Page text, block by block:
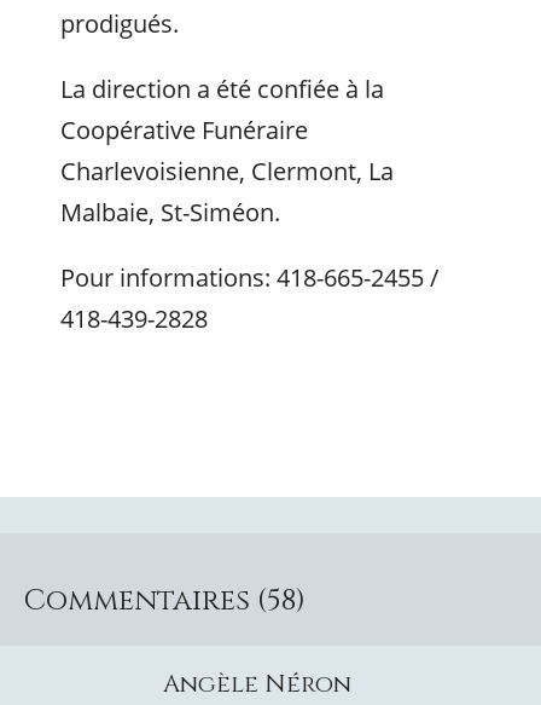
prodigués.
La direction a été confiée à la
Coopérative Funéraire
Charlevoisienne, Clermont, La
Malbaie, St-Siméon.
Pour informations: 418-665-2455 /
418-439-2828
Commentaires (58)
Angèle Néron